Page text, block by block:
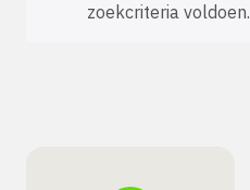
zoekcriteria voldoen.